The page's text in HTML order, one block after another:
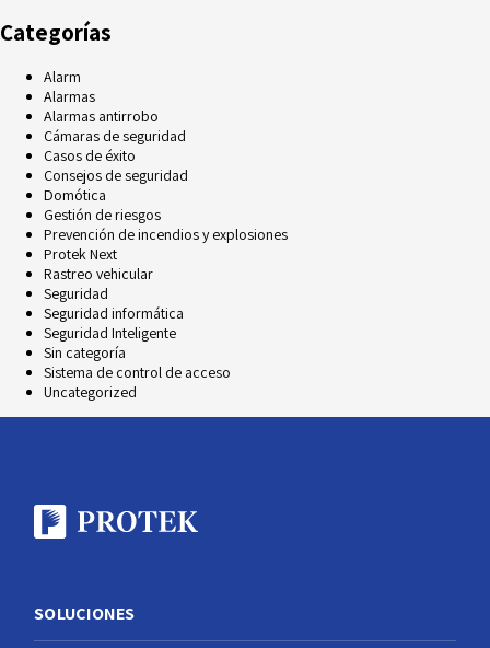
Categorías
Alarm
Alarmas
Alarmas antirrobo
Cámaras de seguridad
Casos de éxito
Consejos de seguridad
Domótica
Gestión de riesgos
Prevención de incendios y explosiones
Protek Next
Rastreo vehicular
Seguridad
Seguridad informática
Seguridad Inteligente
Sin categoría
Sistema de control de acceso
Uncategorized
SOLUCIONES